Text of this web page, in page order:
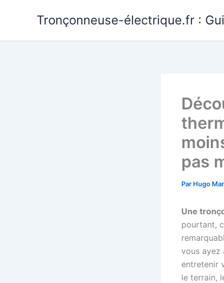
Tronçonneuse-électrique.fr :
pas
Par Hugo
Une
pourtant,
vous ayez
entretenir
le terrain,